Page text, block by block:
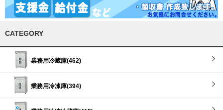
CATEGORY
業務用冷蔵庫(462)
業務用冷凍庫(394)